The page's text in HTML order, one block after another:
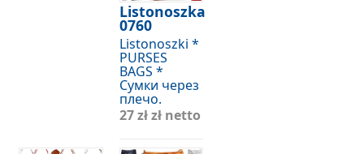
Listonoszka
0760
Listonoszki *
PURSES
BAGS *
Сумки через
плечо.
27 złzł netto